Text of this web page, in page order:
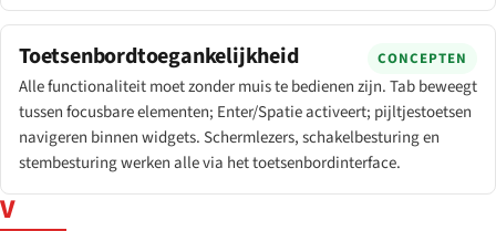
Toetsenbordtoegankelijkheid CONCEPTEN
Alle functionaliteit moet zonder muis te bedienen zijn. Tab beweegt
tussen focusbare elementen; Enter/Spatie activeert; pijltjestoetsen
navigeren binnen widgets. Schermlezers, schakelbesturing en
stembesturing werken alle via het toetsenbordinterface.
V